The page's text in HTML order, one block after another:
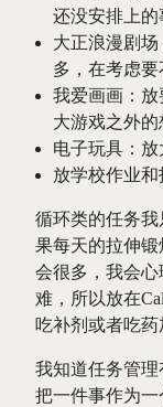
还没安排上的
大正浪漫剧
多，在考虑
我爱画画：放
大游戏之外
电子玩具：
放学校作业
循环类的任务
果每天的拉伸
会很多，我会
难，所以放在
吃补剂或者吃药
我知道任务管理
把一件事作为